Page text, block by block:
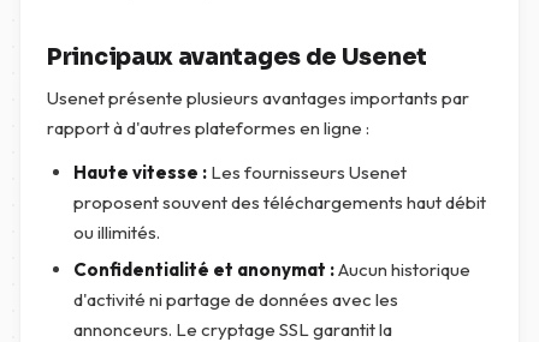
Principaux avantages de Usenet
Usenet présente plusieurs avantages importants par
rapport à d'autres plateformes en ligne :
Haute vitesse : Les fournisseurs Usenet
proposent souvent des téléchargements haut débit
ou illimités.
Confidentialité et anonymat :Aucun historique
d'activité ni partage de données avec les
annonceurs. Le cryptage SSL garantit la